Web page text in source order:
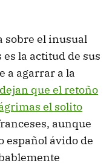
sobre el inusual
la actitud de sus
a agarrar a la
dejan que el retoño
el solito
aunque
español ávido de